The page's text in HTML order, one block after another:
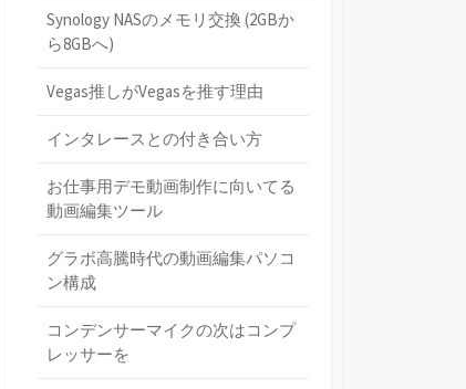
Synology NASのメモリ交換 (2GBか
ら8GBへ)
Vegas推しがVegasを推す理由
インタレースとの付き合い方
お仕事用デモ動画制作に向いてる
動画編集ツール
グラボ高騰時代の動画編集パソコ
ン構成
コンデンサーマイクの次はコンプ
レッサーを